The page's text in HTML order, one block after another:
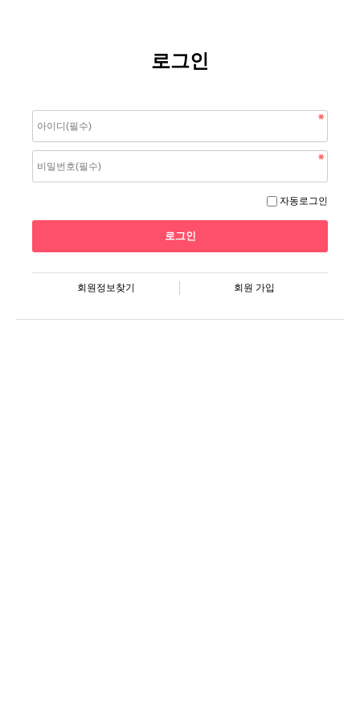
로그인
자동로그인
회원정보찾기 회원 가입